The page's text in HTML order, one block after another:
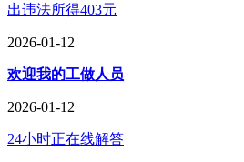
出违法所得403元
2026-01-12
欢迎我的工做人员
2026-01-12
24小时正在线解答